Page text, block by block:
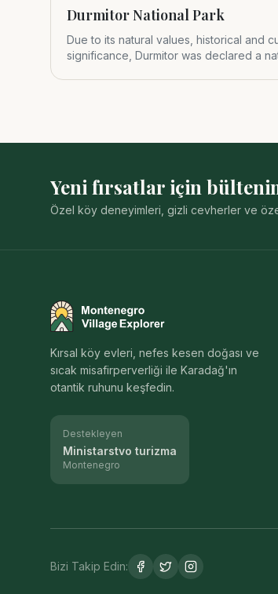
Durmitor National Park
Due to its natural values, historical and
significance, Durmitor was declared a
Yeni fırsatlar için
Özel köy deneyimleri, gizli cevherler ve
Montenegro Village Explorer
Kırsal köy evleri, nefes kesen doğası ve
sıcak misafirperverliği ile Karadağ'ın
otantik ruhunu keşfedin.
Destekleyen
Ministarstvo turizma
Montenegro
Bizi Takip Edin: